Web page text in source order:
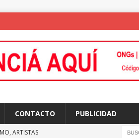
CONTACTO PUBLICIDAD
ARTISTAS